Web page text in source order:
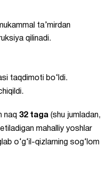
ta’mirdan
qilinadi.
taqdimoti bo‘ldi.
naq 32 taga (shu jumladan,
mahalliy yoshlar
o‘g‘il-qizlarning sog‘lom